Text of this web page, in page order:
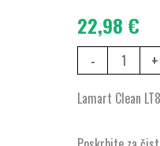
22,98 €
-
Spray
rezervoarjem
+
Lamart Clean